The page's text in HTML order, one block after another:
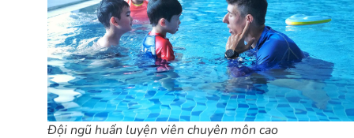
Đội ngũ huấn luyện viên chuyên môn cao